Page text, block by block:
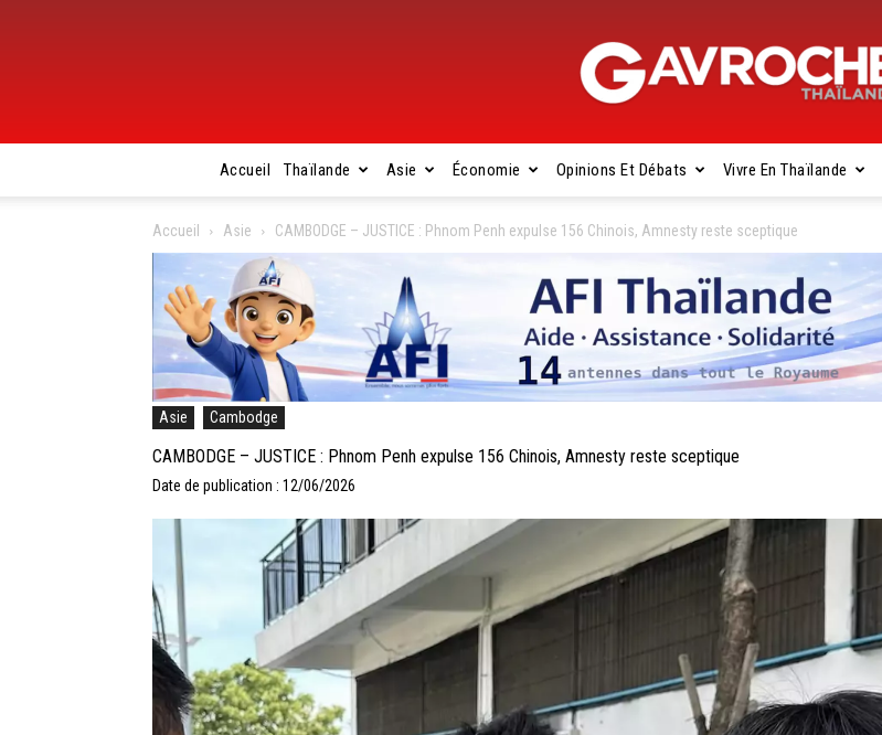
Gavroche
Thaïlande
Accueil Thaïlande Asie Économie Opinions Et Débats Vivre En Thaïlande
Accueil Asie CAMBODGE – JUSTICE : Phnom Penh expulse 156 Chinois, Amnesty reste sceptique
Asie Cambodge
CAMBODGE – JUSTICE : Phnom Penh expulse 156 Chinois, Amnesty reste sceptique
Date de publication : 12/06/2026